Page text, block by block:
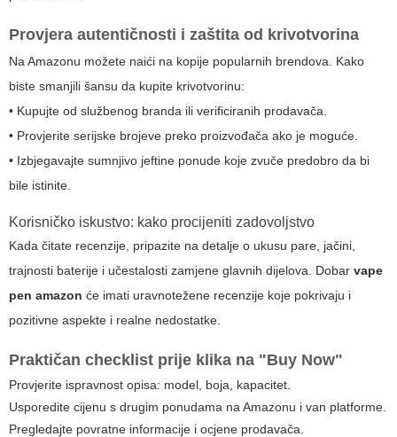
Provjera autentičnosti i zaštita od krivotvorina
Na Amazonu možete naići na kopije popularnih brendova. Kako
biste smanjili šansu da kupite krivotvorinu:
• Kupujte od službenog branda ili verificiranih prodavača.
• Provjerite serijske brojeve preko proizvođača ako je moguće.
• Izbjegavajte sumnjivo jeftine ponude koje zvuče predobro da bi
bile istinite.
Korisničko iskustvo: kako procijeniti zadovoljstvo
Kada čitate recenzije, pripazite na detalje o ukusu pare, jačini,
trajnosti baterije i učestalosti zamjene glavnih dijelova. Dobar vape
pen amazon će imati uravnotežene recenzije koje pokrivaju i
pozitivne aspekte i realne nedostatke.
Praktičan checklist prije klika na "Buy Now"
Provjerite ispravnost opisa: model, boja, kapacitet.
Usporedite cijenu s drugim ponudama na Amazonu i van platforme.
Pregledajte povratne informacije i ocjene prodavača.